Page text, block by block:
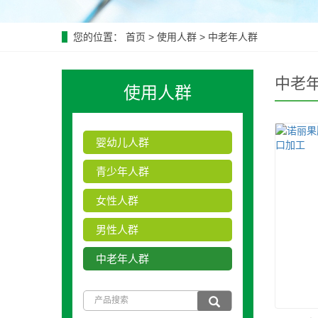
您的位置： 首页 > 使用人群 > 中老年人群
中老
使用人群
婴幼儿人群
青少年人群
女性人群
男性人群
中老年人群